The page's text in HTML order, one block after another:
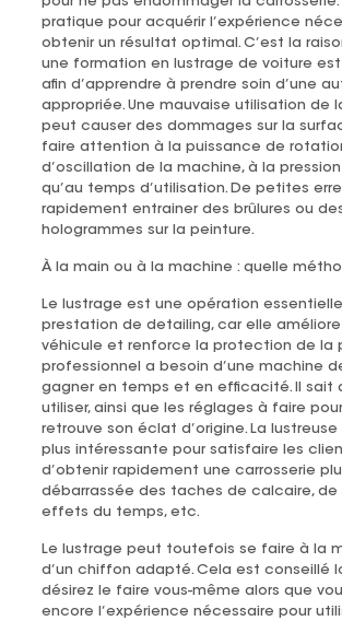
pratique pour acquérir l’expérience
obtenir un résultat optimal. C’est la
une formation en lustrage de voiture
afin d’apprendre à prendre soin d’une
appropriée. Une mauvaise utilisation de
peut causer des dommages sur la
faire attention à la puissance de
d’oscillation de la machine, à la
qu’au temps d’utilisation. De petites
rapidement entrainer des brûlures ou
hologrammes sur la peinture.
À la main ou à la machine : quelle
Le lustrage est une opération
prestation de detailing, car elle
véhicule et renforce la protection de la
professionnel a besoin d’une machine
gagner en temps et en efficacité. Il sait
utiliser, ainsi que les réglages à faire
retrouve son éclat d’origine. La
plus intéressante pour satisfaire les
d’obtenir rapidement une carrosserie
débarrassée des taches de calcaire, de
effets du temps, etc.
Le lustrage peut toutefois se faire à la
d’un chiffon adapté. Cela est conseillé
désirez le faire vous-même alors que
encore l’expérience nécessaire pour